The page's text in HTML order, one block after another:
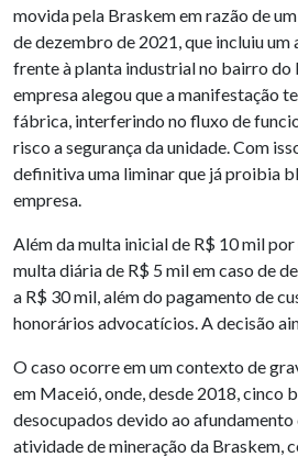
movida pela Braskem em razão de
de dezembro de 2021, que incluiu
frente à planta industrial no bairro do
empresa alegou que a manifestação
fábrica, interferindo no fluxo de
risco a segurança da unidade. Com
definitiva uma liminar que já proibia
empresa.
Além da multa inicial de R$ 10 mil
multa diária de R$ 5 mil em caso de
a R$ 30 mil, além do pagamento de
honorários advocatícios. A decisão
O caso ocorre em um contexto de
em Maceió, onde, desde 2018, cinco
desocupados devido ao
atividade de mineração da Braskem,